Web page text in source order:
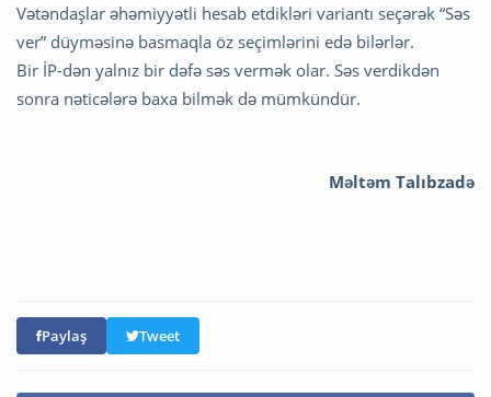
Vətəndaşlar əhəmiyyətli hesab etdikləri variantı seçərək “Səs
ver” düyməsinə basmaqla öz seçimlərini edə bilərlər.
Bir İP-dən yalnız bir dəfə səs vermək olar. Səs verdikdən
sonra nəticələrə baxa bilmək də mümkündür.
Məltəm Talıbzadə
Paylaş Tweet